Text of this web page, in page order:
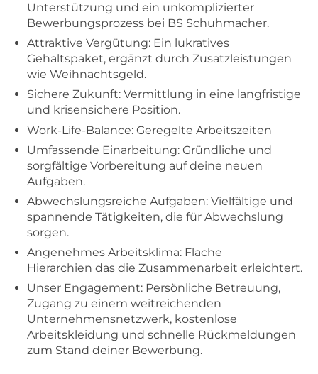
Unterstützung und ein unkomplizierter
Bewerbungsprozess bei BS Schuhmacher.
Attraktive Vergütung: Ein lukratives
Gehaltspaket, ergänzt durch Zusatzleistungen
wie Weihnachtsgeld.
Sichere Zukunft: Vermittlung in eine langfristige
und krisensichere Position.
Work-Life-Balance: Geregelte Arbeitszeiten
Umfassende Einarbeitung: Gründliche und
sorgfältige Vorbereitung auf deine neuen
Aufgaben.
Abwechslungsreiche Aufgaben: Vielfältige und
spannende Tätigkeiten, die für Abwechslung
sorgen.
Angenehmes Arbeitsklima: Flache
Hierarchien das die Zusammenarbeit erleichtert.
Unser Engagement: Persönliche Betreuung,
Zugang zu einem weitreichenden
Unternehmensnetzwerk, kostenlose
Arbeitskleidung und schnelle Rückmeldungen
zum Stand deiner Bewerbung.